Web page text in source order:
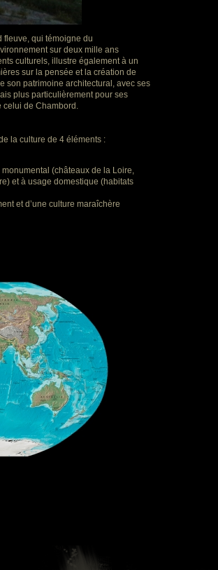
fleuve, qui témoigne du
sur deux mille ans
culturels, illustre également à un
sur la pensée et la création de
son patrimoine architectural, avec ses
plus particulièrement pour ses
celui de Chambord.
la culture de 4 éléments :
(châteaux de la Loire,
et à usage domestique (habitats
et d’une culture maraîchère